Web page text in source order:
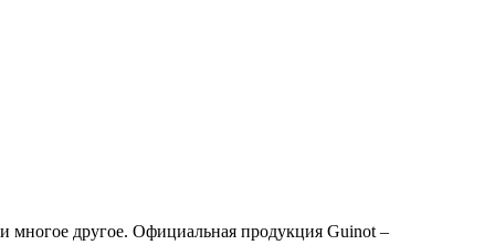
многое другое. Официальная продукция Guinot –